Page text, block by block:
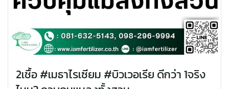
2เชื้อ #เมธาไรเซียม #บิวเวอเรีย ดีกว่า 1จริง